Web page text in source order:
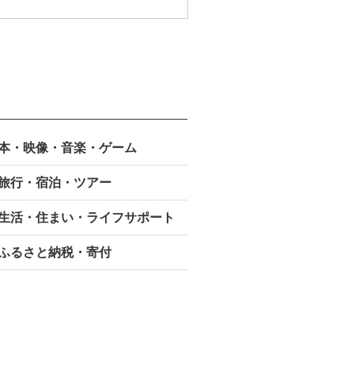
・映像・ 音楽・ゲーム
行・宿泊・ツアー
活・住まい・ライフサポート
るさと納税・寄付